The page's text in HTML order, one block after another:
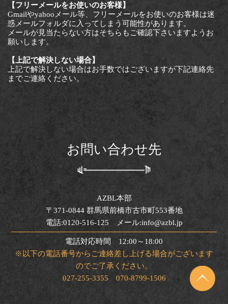
【フリーメールをお使いのお客様】
Gmailやyahooメール等、フリーメールをお使いのお客様は迷
惑メールフォルダに入ってしまう可能性があります。
メールが見当たらない方はそちらもご確認下さいますようお
願いします。
【上記で解決しない場合】
上記で解決しない場合はお手数ではございますが下記連絡先
までご連絡ください。
お問い合わせ先
AZBL本部
〒371-0844 群馬県前橋市古市町553番地
電話:0120-516-125 メール:info@azbl.jp
電話対応時間 12:00～18:00
※以下の電話番号からご連絡差し上げる場合がございます
のでご了承ください。
027-255-3355 070-8799-1506